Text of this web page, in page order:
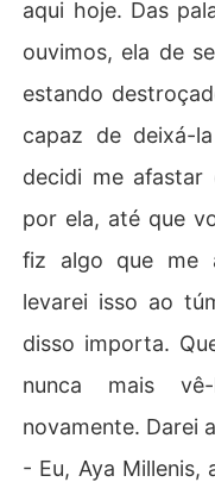
aqui hoje. Das
ouvimos, ela de
estando
capaz de deixá-
decidi me
por ela, até que
fiz algo que me
levarei isso ao
disso importa.
nunca mais
novamente. Darei
- Eu, Aya Millenis,